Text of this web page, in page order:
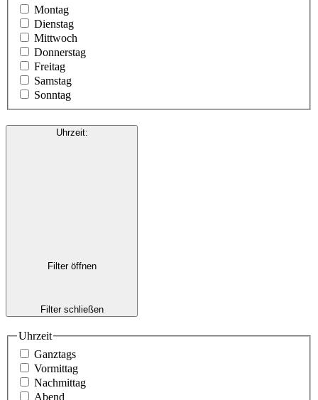
Montag
Dienstag
Mittwoch
Donnerstag
Freitag
Samstag
Sonntag
Uhrzeit:
Filter öffnen
Filter schließen
Uhrzeit
Ganztags
Vormittag
Nachmittag
Abend